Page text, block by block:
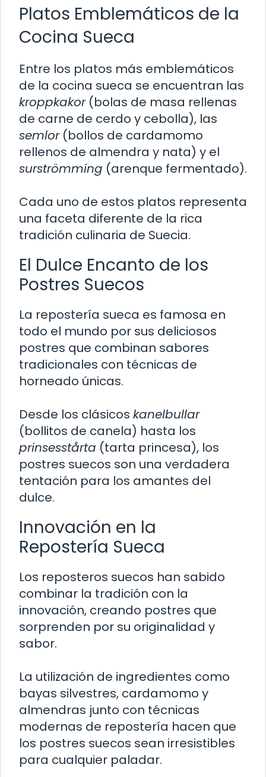
Platos Emblemáticos de la
Cocina Sueca
Entre los platos más emblemáticos
de la cocina sueca se encuentran las
kroppkakor(bolas de masa rellenas
de carne de cerdo y cebolla), las
semlor(bollos de cardamomo
rellenos de almendra y nata) y el
surströmming (arenque fermentado).
Cada uno de estos platos representa
una faceta diferente de la rica
tradición culinaria de Suecia.
El Dulce Encanto de los
Postres Suecos
La repostería sueca es famosa en
todo el mundo por sus deliciosos
postres que combinan sabores
tradicionales con técnicas de
horneado únicas.
Desde los clásicos kanelbullar
(bollitos de canela) hasta los
prinsesstårta (tarta princesa), los
postres suecos son una verdadera
tentación para los amantes del
dulce.
Innovación en la
Repostería Sueca
Los reposteros suecos han sabido
combinar la tradición con la
innovación, creando postres que
sorprenden por su originalidad y
sabor.
La utilización de ingredientes como
bayas silvestres, cardamomo y
almendras junto con técnicas
modernas de repostería hacen que
los postres suecos sean irresistibles
para cualquier paladar.